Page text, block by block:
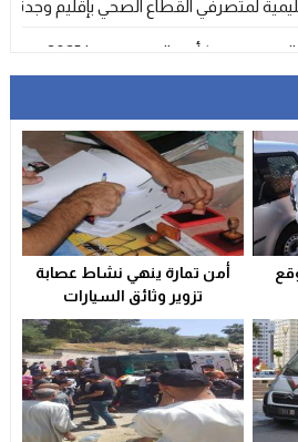
لمتصرفي القطاع الصحي بإقليم وجدة
يتوج بكأس العرب – فيفا 2025
آسفي عقب تساقطات رعدية غير مسبوقة
خدمة ضرورية تتحول إلى خطر يومي
أمن في حادث مأساوي بسبب تعرضه
خدمات بطاقة التعريف الوطنية من
في القطاع الصحي المحلي يشعل
أمن تمارة ينهي نشاط عصابة
تزوير وثائق السيارات